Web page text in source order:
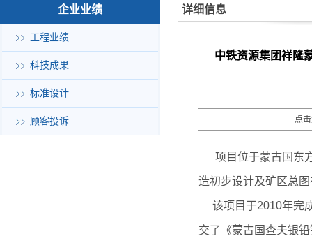
企业业绩
工程业绩
科技成果
标准设计
顾客投诉
详细信息
中铁资源集团祥隆
点
项目位于蒙古国东方
造初步设计及矿区总
该项目于2010年完
交了《蒙古国查夫银